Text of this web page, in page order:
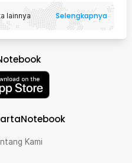
lainnya Selengkapnya
Kami